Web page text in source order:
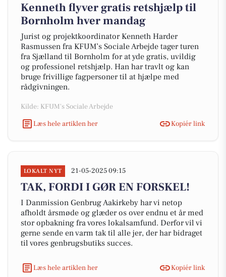
Kenneth flyver gratis retshjælp til
Bornholm hver mandag
Jurist og projektkoordinator Kenneth Harder
Rasmussen fra KFUM’s Sociale Arbejde tager turen
fra Sjælland til Bornholm for at yde gratis, uvildig
og professionel retshjælp. Han har travlt og kan
bruge frivillige fagpersoner til at hjælpe med
rådgivningen.
Kilde: KFUM's Sociale Arbejde
Læs hele artiklen her
Kopiér link
LOKALT NYT 21-05-2025 09:15
TAK, FORDI I GØR EN FORSKEL!
I Danmission Genbrug Aakirkeby har vi netop
afholdt årsmøde og glæder os over endnu et år med
stor opbakning fra vores lokalsamfund. Derfor vil vi
gerne sende en varm tak til alle jer, der har bidraget
til vores genbrugsbutiks succes.
Læs hele artiklen her Kopiér link